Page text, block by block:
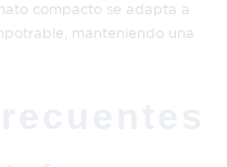
compacto se adapta a
manteniendo una